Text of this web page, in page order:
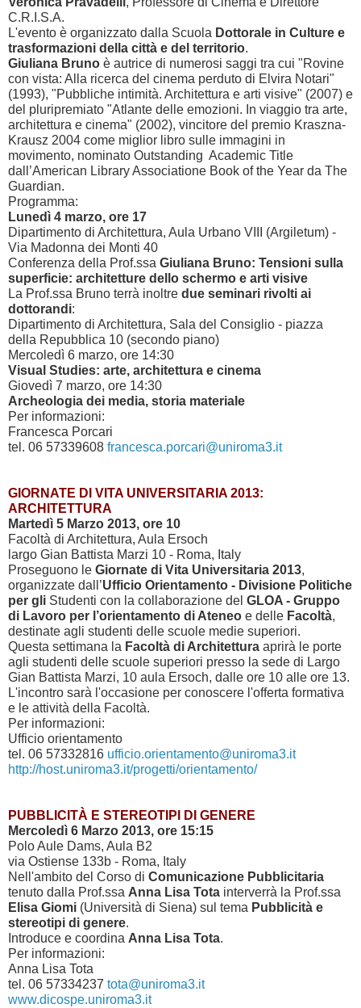
C.R.I.S.A.
L'evento è organizzato dalla Scuola Dottorale in Culture e
trasformazioni della città e del territorio.
Giuliana Bruno è autrice di numerosi saggi tra cui "Rovine
con vista: Alla ricerca del cinema perduto di Elvira Notari"
(1993), "Pubbliche intimità. Architettura e arti visive" (2007) e
del pluripremiato "Atlante delle emozioni. In viaggio tra arte,
architettura e cinema" (2002), vincitore del premio Kraszna-
Krausz 2004 come miglior libro sulle immagini in
movimento, nominato Outstanding Academic Title
dall’American Library Associatione Book of the Year da The
Guardian.
Programma:
Lunedì 4 marzo, ore 17
Dipartimento di Architettura, Aula Urbano VIII (Argiletum) -
Via Madonna dei Monti 40
Conferenza della Prof.ssa Giuliana Bruno: Tensioni sulla
superficie: architetture dello schermo e arti visive
La Prof.ssa Bruno terrà inoltre due seminari rivolti ai
dottorandi:
Dipartimento di Architettura, Sala del Consiglio - piazza
della Repubblica 10 (secondo piano)
Mercoledì 6 marzo, ore 14:30
Visual Studies: arte, architettura e cinema
Giovedì 7 marzo, ore 14:30
Archeologia dei media, storia materiale
Per informazioni:
Francesca Porcari
tel. 06 57339608 francesca.porcari@uniroma3.it
GIORNATE DI VITA UNIVERSITARIA 2013:
ARCHITETTURA
Martedì 5 Marzo 2013, ore 10
Facoltà di Architettura, Aula Ersoch
largo Gian Battista Marzi 10 - Roma, Italy
Proseguono le Giornate di Vita Universitaria 2013,
organizzate dall’Ufficio Orientamento - Divisione Politiche
per gli Studenti con la collaborazione del GLOA - Gruppo
di Lavoro per l’orientamento di Ateneo e delle Facoltà,
destinate agli studenti delle scuole medie superiori.
Questa settimana la Facoltà di Architettura aprirà le porte
agli studenti delle scuole superiori presso la sede di Largo
Gian Battista Marzi, 10 aula Ersoch, dalle ore 10 alle ore 13.
L'incontro sarà l'occasione per conoscere l'offerta formativa
e le attività della Facoltà.
Per informazioni:
Ufficio orientamento
tel. 06 57332816 ufficio.orientamento@uniroma3.it
http://host.uniroma3.it/progetti/orientamento/
PUBBLICITÀ E STEREOTIPI DI GENERE
Mercoledì 6 Marzo 2013, ore 15:15
Polo Aule Dams, Aula B2
via Ostiense 133b - Roma, Italy
Nell'ambito del Corso di Comunicazione Pubblicitaria
tenuto dalla Prof.ssa Anna Lisa Tota interverrà la Prof.ssa
Elisa Giomi (Università di Siena) sul tema Pubblicità e
stereotipi di genere.
Introduce e coordina Anna Lisa Tota.
Per informazioni:
Anna Lisa Tota
tel. 06 57334237 tota@uniroma3.it
www.dicospe.uniroma3.it